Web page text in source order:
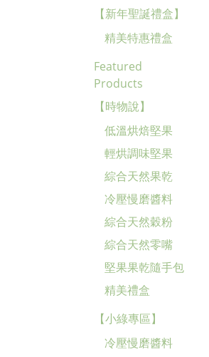
【新年聖誕禮盒】
精美特惠禮盒
Featured
Products
【時物說】
低溫烘焙堅果
輕烘調味堅果
綜合天然果乾
冷壓慢磨醬料
綜合天然穀粉
綜合天然零嘴
堅果果乾隨手包
精美禮盒
【小綠專區】
冷壓慢磨醬料